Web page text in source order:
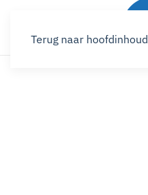
Terug naar hoofdinhoud